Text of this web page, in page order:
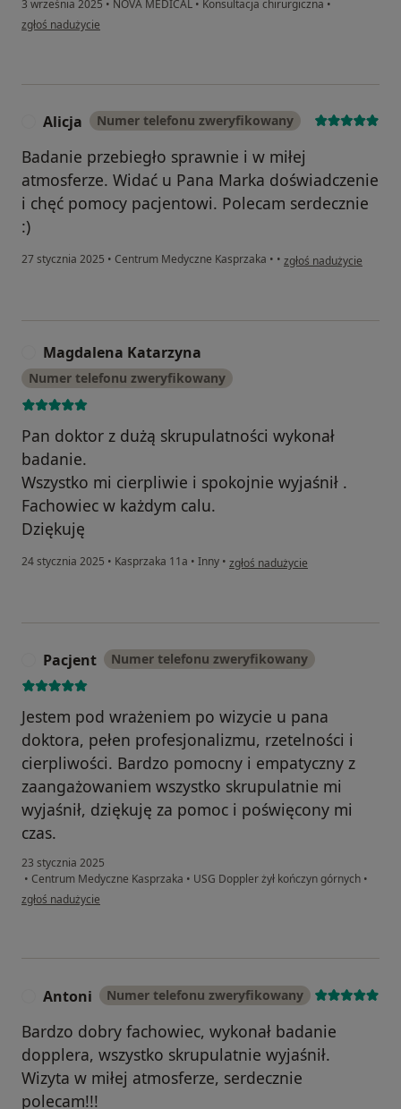
3 września 2025 • NOVA MEDICAL • Konsultacja chirurgiczna •
w opinii użytkownika Małgorzata
zgłoś nadużycie
Alicja Numer telefonu zweryfikowany
Badanie przebiegło sprawnie i w miłej
atmosferze. Widać u Pana Marka doświadczenie
i chęć pomocy pacjentowi. Polecam serdecznie
:)
27 stycznia 2025 • Centrum Medyczne Kasprzaka • • w opinii użytkownika
zgłoś nadużycie
Magdalena Katarzyna
Numer telefonu zweryfikowany
Pan doktor z dużą skrupulatności wykonał
badanie.
Wszystko mi cierpliwie i spokojnie wyjaśnił .
Fachowiec w każdym calu.
Dziękuję
24 stycznia 2025 • Kasprzaka 11a • Inny • w opinii użytkownika Magdalena
zgłoś nadużycie
Pacjent Numer telefonu zweryfikowany
Jestem pod wrażeniem po wizycie u pana
doktora, pełen profesjonalizmu, rzetelności i
cierpliwości. Bardzo pomocny i empatyczny z
zaangażowaniem wszystko skrupulatnie mi
wyjaśnił, dziękuję za pomoc i poświęcony mi
czas.
23 stycznia 2025
• Centrum Medyczne Kasprzaka • USG Doppler żył kończyn górnych •
w opinii użytkownika Pacjent
zgłoś nadużycie
Antoni Numer telefonu zweryfikowany
Bardzo dobry fachowiec, wykonał badanie
dopplera, wszystko skrupulatnie wyjaśnił.
Wizyta w miłej atmosferze, serdecznie
polecam!!!